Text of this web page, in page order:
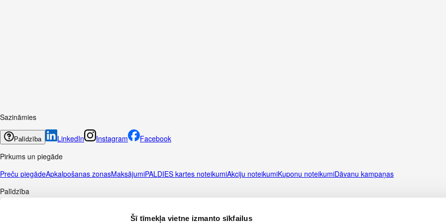
Šī tīmekļa vietne izmanto sīkfailus
Sazināmies
Palīdzība LinkedIn Instagram
Facebook
Pirkums un piegāde
Preču piegādeApkalpošanas zonasMaksājumiPALDIES kartes noteikumiAkciju noteikumiKuponu noteikumiDāvanu kampaņas
Palīdzība